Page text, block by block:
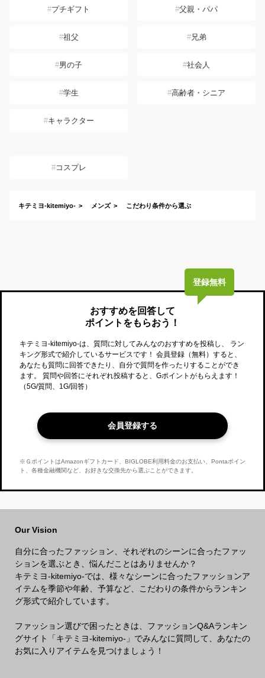
プチギフト 父親・パパ
祖父 兄弟
男の子 社会人
学生 高齢者・シニア
キャラクター
コスプレ
キテミヨ-kitemiyo- メンズ こだわり条件から選ぶ
登録無料
おすすめを回答して
ポイントをもらおう！
キテミヨ-kitemiyo-は、質問に対してみんなのおすすめを投稿し、 ラン
キング形式で紹介しているサービスです！ 会員登録（無料）すると、
あなたも質問に回答できたり、自分で質問を作ったりすることができ
ます。 質問や回答にそれぞれ投稿すると、Gポイントがもらえます！
（5G/質問、1G/回答）
会員登録する
※ＧポイントはAmazonギフトカード、BIGLOBE利用料金のお支払い、Pontaポイン
ト、各種金融機関など、お好きな交換先から選ぶことができます。
Our Vision
自分に合ったファッション、それぞれのシーンに合ったファッ
ションを選ぶとき、悩んだことはありませんか？
キテミヨ-kitemiyo-では、様々なシーンに合ったファッションア
イテムを季節や年齢、予算など、こだわりの条件からランキン
グ形式で紹介しています。
ファッション選びで困ったときは、ファッションQ&Aランキン
グサイト「キテミヨ-kitemiyo-」でみんなに質問して、あなたの
お気に入りアイテムを見つけましょう！